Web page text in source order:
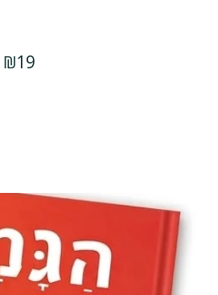
₪19 לנק' איסוף בכל הארץ >>